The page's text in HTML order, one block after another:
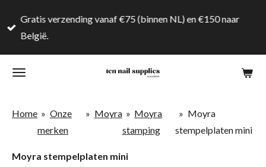
direct
hoofdinhoud
Gratis verzending vanaf €75 (binnen NL) en €150 naar
België.
Home » Onze
merken
» Moyra » Moyra
stamping
» Moyra
stempelplaten mini
Moyra stempelplaten mini